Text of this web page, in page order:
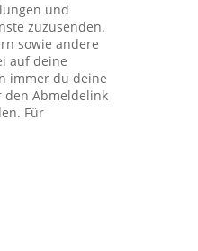
und
zuzusenden.
sowie andere
auf deine
immer du deine
den Abmeldelink
Für